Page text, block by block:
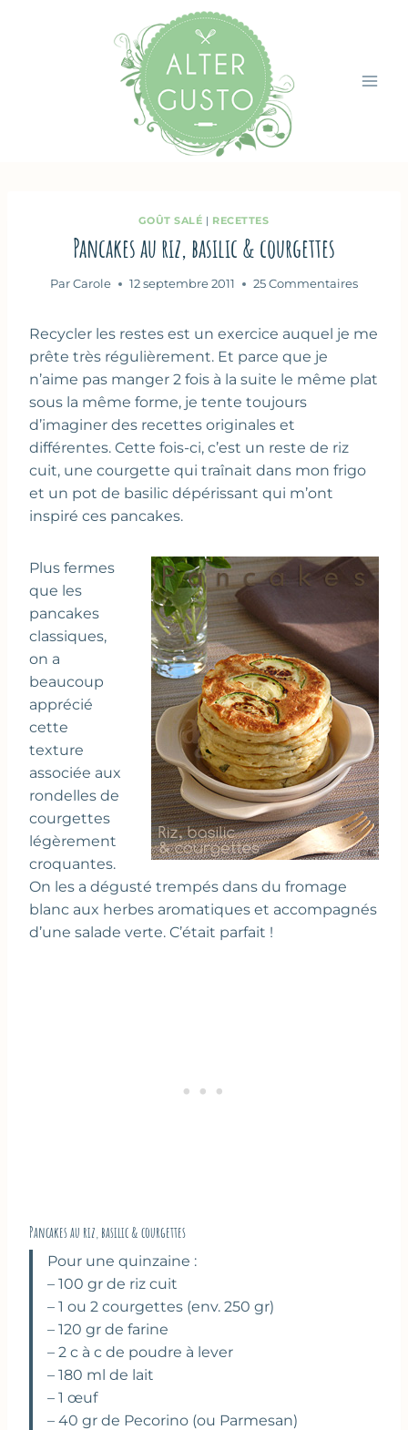
GOÛT SALÉ | RECETTES
Pancakes au riz, basilic & courgettes
Par Carole 12 septembre 2011 25 Commentaires
Recycler les restes est un exercice auquel je me
prête très régulièrement. Et parce que je
n’aime pas manger 2 fois à la suite le même plat
sous la même forme, je tente toujours
d’imaginer des recettes originales et
différentes. Cette fois-ci, c’est un reste de riz
cuit, une courgette qui traînait dans mon frigo
et un pot de basilic dépérissant qui m’ont
inspiré ces pancakes.
Plus fermes
que les
pancakes
classiques,
on a
beaucoup
apprécié
cette
texture
associée aux
rondelles de
courgettes
légèrement
croquantes.
On les a dégusté trempés dans du fromage
blanc aux herbes aromatiques et accompagnés
d’une salade verte. C’était parfait !
Pancakes au riz, basilic & courgettes
Pour une quinzaine :
– 100 gr de riz cuit
– 1 ou 2 courgettes (env. 250 gr)
– 120 gr de farine
– 2 c à c de poudre à lever
– 180 ml de lait
– 1 œuf
– 40 gr de Pecorino (ou Parmesan)